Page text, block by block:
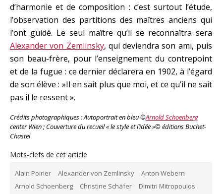
d’harmonie et de composition : c’est surtout l’étude,
l’observation des partitions des maîtres anciens qui
l’ont guidé. Le seul maître qu’il se reconnaîtra sera
Alexander von Zemlinsky, qui deviendra son ami, puis
son beau-frère, pour l’enseignement du contrepoint
et de la fugue : ce dernier déclarera en 1902, à l’égard
de son élève : »Il en sait plus que moi, et ce qu’il ne sait
pas il le ressent ».
Crédits photographiques : Autoportrait en bleu ©Arnold Schoenberg
center Wien ; Couverture du recueil « le style et l’idée »© éditions Buchet-
Chastel
Mots-clefs de cet article
Alain Poirier Alexander von Zemlinsky
Anton Webern
Arnold Schoenberg
Christine Schäfer
Dimitri Mitropoulos